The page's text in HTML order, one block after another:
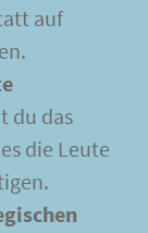
auf
du das
die Leute